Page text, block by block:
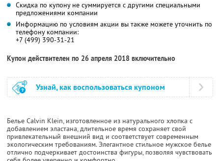
Скидка по купону не суммируется с другими специальными
предложениями компании
Информацию по условиям акции вы также можете уточнить по
телефону компании:
+7 (499) 390-31-21
Купон действителен по 26 апреля 2018 включительно
Узнай, как воспользоваться купоном
Белье Calvin Klein, изготовленное из натурального хлопка с
добавлением эластана, длительное время сохраняет свой
привлекательный внешний вид и соответствует современным
экологическим требованиям. Элегантное стильное мужское белье
отлично подчеркивает достоинства фигуры, позволяя чувствовать